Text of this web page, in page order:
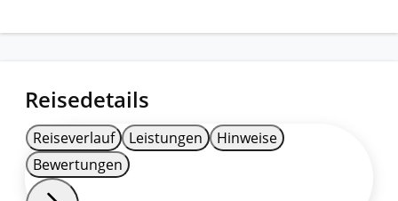
Reisedetails
Reiseverlauf Leistungen
Hinweise
Bewertungen